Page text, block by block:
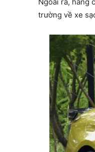
trường về xe